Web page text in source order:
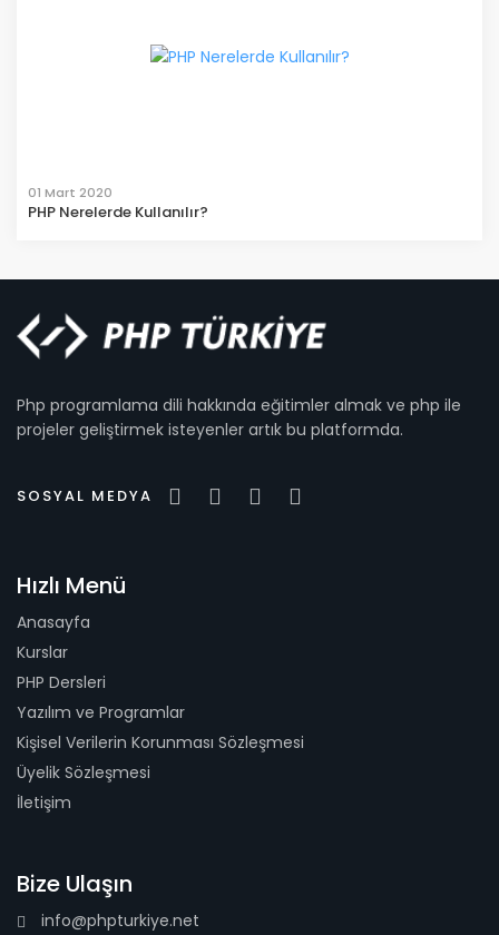
01 Mart 2020
PHP Nerelerde Kullanılır?
Php programlama dili hakkında eğitimler almak ve php ile
projeler geliştirmek isteyenler artık bu platformda.
SOSYAL MEDYA
Hızlı Menü
Anasayfa
Kurslar
PHP Dersleri
Yazılım ve Programlar
Kişisel Verilerin Korunması Sözleşmesi
Üyelik Sözleşmesi
İletişim
Bize Ulaşın
info@phpturkiye.net